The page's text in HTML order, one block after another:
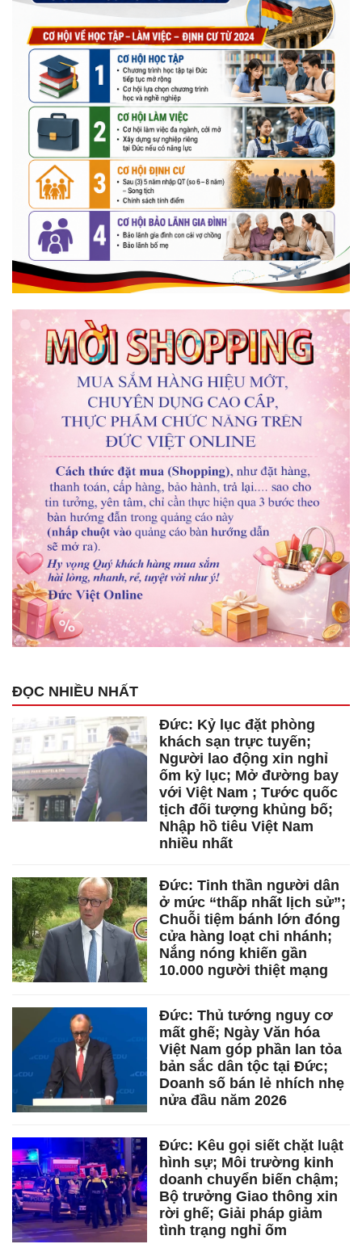
ĐỌC NHIỀU NHẤT
Đức: Kỷ lục đặt phòng
khách sạn trực tuyến;
Người lao động xin nghỉ
ốm kỷ lục; Mở đường bay
với Việt Nam ; Tước quốc
tịch đối tượng khủng bố;
Nhập hồ tiêu Việt Nam
nhiều nhất
Đức: Tinh thần người dân
ở mức “thấp nhất lịch sử”;
Chuỗi tiệm bánh lớn đóng
cửa hàng loạt chi nhánh;
Nắng nóng khiến gần
10.000 người thiệt mạng
Đức: Thủ tướng nguy cơ
mất ghế; Ngày Văn hóa
Việt Nam góp phần lan tỏa
bản sắc dân tộc tại Đức;
Doanh số bán lẻ nhích nhẹ
nửa đầu năm 2026
Đức: Kêu gọi siết chặt luật
hình sự; Môi trường kinh
doanh chuyển biến chậm;
Bộ trưởng Giao thông xin
rời ghế; Giải pháp giảm
tình trạng nghỉ ốm